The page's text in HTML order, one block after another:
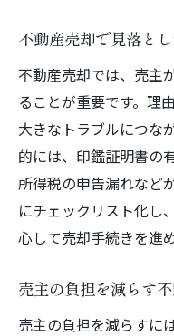
不動産売却で見落と
不動産売却では、売主
ることが重要です。理
大きなトラブルにつな
的には、印鑑証明書の
所得税の申告漏れなど
にチェックリスト化し
心して売却手続きを進
売主の負担を減らす
売主の負担を減らすに